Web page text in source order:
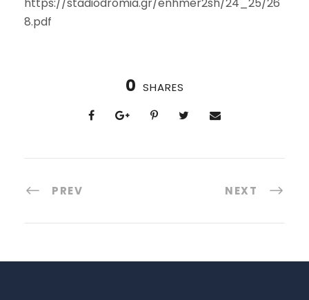
https://stadiodromia.gr/enhmer2sh/24_25/26
8.pdf
0 SHARES
PREV NEXT